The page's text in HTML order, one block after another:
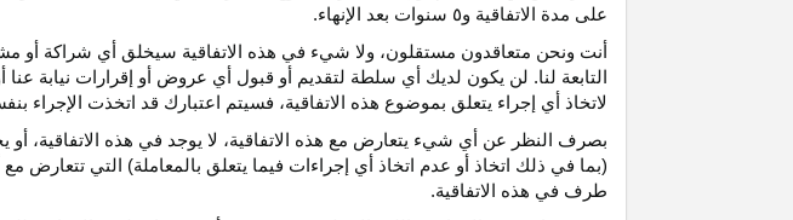
على مدة الاتفاقية و٥ سنوات بعد الإنهاء.
أنت ونحن متعاقدون مستقلون، ولا شيء في هذه الاتفاقية سيخلق أي شراكة أو
التابعة لنا. لن يكون لديك أي سلطة لتقديم أو قبول أي عروض أو إقرارات نيابة
لاتخاذ أي إجراء يتعلق بموضوع هذه
الاتفاقية، فسيتم اعتبارك قد اتخذت الإجراء
بصرف النظر عن أي شيء يتعارض مع هذه
الاتفاقية، لا يوجد في هذه الاتفاقية، أو
(بما في ذلك اتخاذ أو عدم اتخاذ أي إجراءات فيما يتعلق بالمعاملة) التي تتعارض
طرف في هذه الاتفاقية.